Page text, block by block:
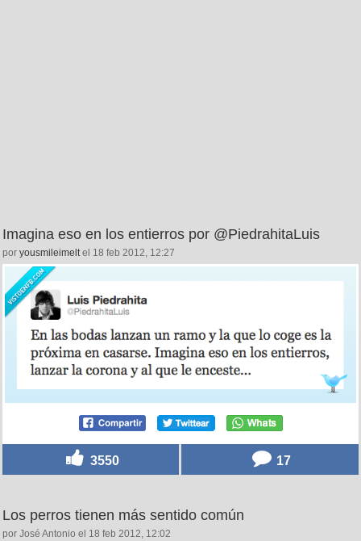
Imagina eso en los entierros por @PiedrahitaLuis
por yousmileimelt el 18 feb 2012, 12:27
3550 17
Los perros tienen más sentido común
por José Antonio el 18 feb 2012, 12:02